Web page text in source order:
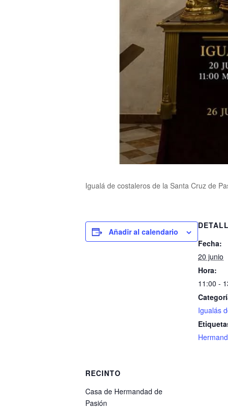
Igualá de costaleros de la Santa Cruz de
Añadir al calendario
Fecha:
20 junio
Hora:
11:00 -
Igualás
RECINTO
Casa de Hermandad de
Pasión